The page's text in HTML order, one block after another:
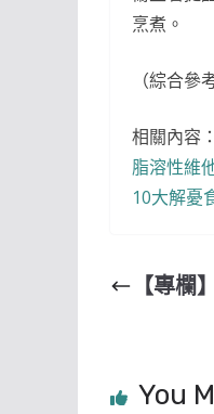
烹煮。
（綜合參
相關內容：
脂溶性維
10大解憂
【專
You